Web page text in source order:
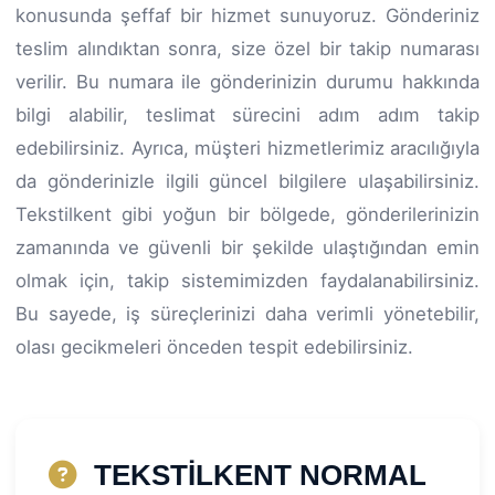
konusunda şeffaf bir hizmet sunuyoruz. Gönderiniz
teslim alındıktan sonra, size özel bir takip numarası
verilir. Bu numara ile gönderinizin durumu hakkında
bilgi alabilir, teslimat sürecini adım adım takip
edebilirsiniz. Ayrıca, müşteri hizmetlerimiz aracılığıyla
da gönderinizle ilgili güncel bilgilere ulaşabilirsiniz.
Tekstilkent gibi yoğun bir bölgede, gönderilerinizin
zamanında ve güvenli bir şekilde ulaştığından emin
olmak için, takip sistemimizden faydalanabilirsiniz.
Bu sayede, iş süreçlerinizi daha verimli yönetebilir,
olası gecikmeleri önceden tespit edebilirsiniz.
TEKSTİLKENT NORMAL